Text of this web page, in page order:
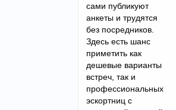
сами публикуют
анкеты и трудятся
без посредников.
Здесь есть шанс
приметить как
дешевые варианты
встреч, так и
профессиональных
эскортниц с